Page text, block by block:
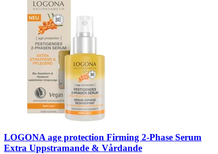
LOGONAage protection Firming 2-​Phase Serum
Extra Uppstramande & Vårdande